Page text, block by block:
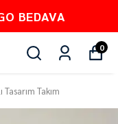
TAKSİT
0
Takım